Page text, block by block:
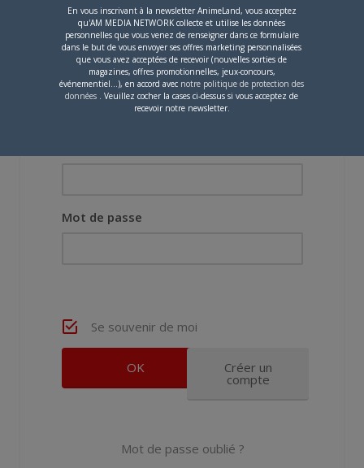
Vous devezvous connecterpour laisser un
commentaire.
Mot de passe
Se souvenir de moi
Créer un
compte
Mot de passe oublié ?
En vous inscrivant à la newsletter AnimeLand, vous acceptez
qu'AM MEDIA NETWORK collecte et utilise les données
personnelles que vous venez de renseigner dans ce formulaire
dans le but de vous envoyer ses offres marketing personnalisées
que vous avez acceptées de recevoir (nouvelles sorties de
magazines, offres promotionnelles, jeux-concours,
événementiel...), en accord avec notre politique de protection des
données . Veuillez cocher la cases ci-dessus si vous acceptez de
recevoir notre newsletter.